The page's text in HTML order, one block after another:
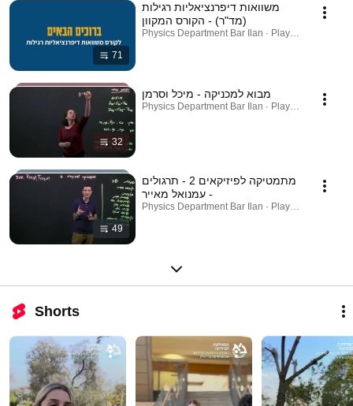
71
משוואות דיפרנציאליות רגילות
(מד"ר) - הקורס המקוון
Physics Department Bar Ilan · Playlist
32
מבוא למכניקה - מיכל וסרמן
Physics Department Bar Ilan · Playlist
49
מתמטיקה לפיזיקאים 2 - תרגולים
- עמנואל מאייר
Physics Department Bar Ilan · Playlist
Shorts